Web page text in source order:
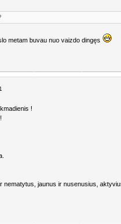
metam buvau nuo vaizdo dingęs
!
nematytus, jaunus ir nusenusius,